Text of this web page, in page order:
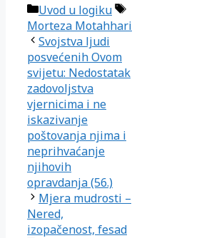
Kategorije
Uvod u logiku
Oznake
Morteza Motahhari
Svojstva ljudi
posvećenih Ovom
svijetu: Nedostatak
zadovoljstva
vjernicima i ne
iskazivanje
poštovanja njima i
neprihvaćanje
njihovih
opravdanja (56.)
Mjera mudrosti –
Nered,
izopačenost, fesad